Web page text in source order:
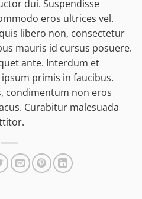
dui. Suspendisse
eros ultrices vel.
libero non, consectetur
mauris id cursus posuere.
ante. Interdum et
primis in faucibus.
condimentum non eros
Curabitur malesuada